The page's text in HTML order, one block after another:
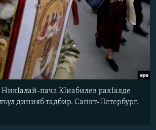
НикIалай-пача КIиабилев ракIалде
динияб тадбир. Санкт-Петербург.